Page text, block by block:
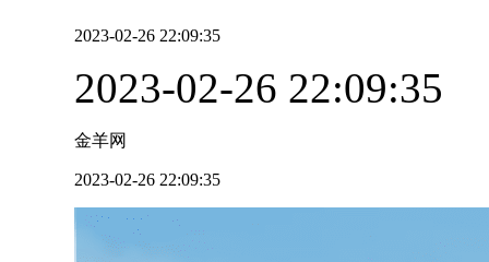
2023-02-26 22:09:35
2023-02-26 22:09:35
金羊网
2023-02-26 22:09:35